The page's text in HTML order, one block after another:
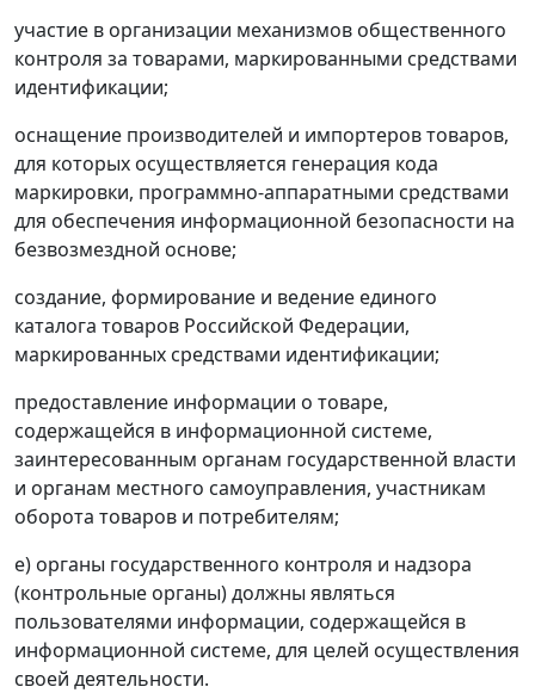
участие в организации механизмов общественного
контроля за товарами, маркированными средствами
идентификации;
оснащение производителей и импортеров товаров,
для которых осуществляется генерация кода
маркировки, программно-аппаратными средствами
для обеспечения информационной безопасности на
безвозмездной основе;
создание, формирование и ведение единого
каталога товаров Российской Федерации,
маркированных средствами идентификации;
предоставление информации о товаре,
содержащейся в информационной системе,
заинтересованным органам государственной власти
и органам местного самоуправления, участникам
оборота товаров и потребителям;
е) органы государственного контроля и надзора
(контрольные органы) должны являться
пользователями информации, содержащейся в
информационной системе, для целей осуществления
своей деятельности.